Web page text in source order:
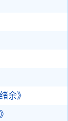
余》